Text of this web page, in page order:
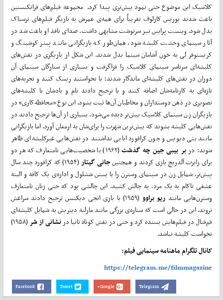
کلاسیک این موضوع حتی نمود بیش‌تری پیدا کرد. مجموعه فیلم‌های فرانکنستین
باعث شدند بوریس کارلوف تقریباً برای همه‌ی عمرش به بازیگر فیلم‌های ترسناک
بدل شود. وینست پرایس نیز سرنوشت مشابهی داشت. صدای نافذ او باعث شد در
آثار سینمای وحشت کلیشه شود. همان‌طور که بازیگرانی مانند پیتر کوشینگ و
کریستوفر لی به خون آشامان سینما بدل شدند. این شکل از بازیگری در نقش‌های
کلیشه‌ای سرتاسر سینمای کلاسیک را فراگرفت و بسیاری از ستارگان سینمای آن
دوران در نقش‌‌های کلیشه‌ای ماندگار شدند؛ یا نخواستند ریسک کنند و تجربه‌های
تازه‌ای به کارنامه‌شان اضافه کنند و یا ترجیح دادند نام و یادشان با کلیشه‌های
تصویری در ذهن دوستداران و مخاطبان آن‌ها ثبت بشود. این نوع «محافظه‌کاری» در
بازیگران زن سینمای کلاسیک بیش‌تر دیده می‌‌شود. بسیاری از آن‌ها ترجیح دادند در
نقش‌هایی کلیشه بشوند که بیش‌ترین شهرت را برای‌شان به ارمغان آورد. اما بازیگرانی
مانند بتی دیویس و جون کرافورد ابایی نداشتند در نقش‌هایی غیرکلیشه‌ای ظاهر
شوند: در بر بیبی‌ جین چه گذشت
(۱۹۶۲) با شخصیت‌‌هایی نامتعارف که هر دو
برای رابرت آلدریچ بازی کردند و همچنینجانی گیتار
(۱۹۵۴) که کرافورد چند سال
پیش‌تر، شمایل زن در سینمای وسترن را با بستن ششلول و اداره‌ی یک کافه و البته
عشقی ناکام به یک مرد، به چالش کشید. این چالشی بود که حتی زنان نامتعارف
وسترن‌هایی مانند ریو براوو
(۱۹۵۹) با بازی انجی دیکنسن ترجیح دادند سراغش
نروند. این در حالی است که ستاره‌ی ‌بزرگی مانند مارلنه دیتریش به شمایل کلیشه‌‌ای
فم‌فتال در فیلم‌هایش بسنده کرد و حتی در نقش کوتاه تانیا در نشانی از شر
(۱۹۵۸)
نخواست کلیشه نباشد.
کانال تلگرام ماهنامه سینمایی فیلم:
https://telegram.me/filmmagazine
Facebook Tweet Google+ Telegram